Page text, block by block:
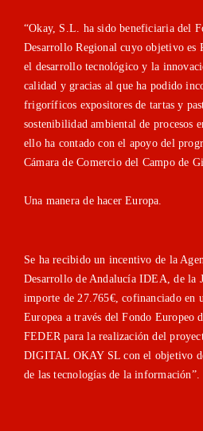
“Okay, S.L. ha sido beneficiaria del
Desarrollo Regional cuyo objetivo es
el desarrollo tecnológico y la
calidad y gracias al que ha podido
frigoríficos expositores de tartas y
sostenibilidad ambiental de procesos
ello ha contado con el apoyo del
Cámara de Comercio del Campo de
Una manera de hacer Europa.
Se ha recibido un incentivo de la
Desarrollo de Andalucía IDEA, de la
importe de 27.765€, cofinanciado en
Europea a través del Fondo Europeo
FEDER para la realización del
DIGITAL OKAY SL con el objetivo
de las tecnologías de la información”.